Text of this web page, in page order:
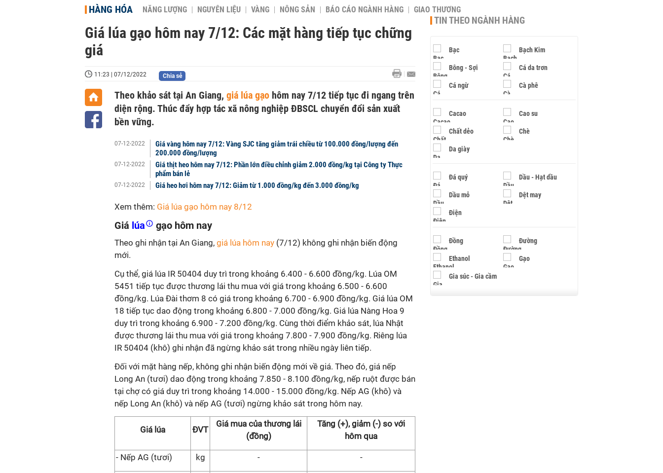
HÀNG HÓA NĂNG LƯỢNG NGUYÊN LIỆU VÀNG NÔNG SẢN BÁO CÁO NGÀNH HÀNG GIAO THƯƠNG
Giá lúa gạo hôm nay 7/12: Các mặt hàng tiếp tục chững
giá
11:23 | 07/12/2022 Chia sẻ
Theo khảo sát tại An Giang, giá lúa gạo hôm nay 7/12 tiếp tục đi ngang trên
diện rộng. Thúc đẩy hợp tác xã nông nghiệp ĐBSCL chuyển đổi sản xuất
bền vững.
07-12-2022
Giá vàng hôm nay 7/12: Vàng SJC tăng giảm trái chiều từ 100.000 đồng/lượng đến
200.000 đồng/lượng
07-12-2022
Giá thịt heo hôm nay 7/12: Phần lớn điều chỉnh giảm 2.000 đồng/kg tại Công ty Thực
phẩm bán lẻ
07-12-2022 Giá heo hơi hôm nay 7/12: Giảm từ 1.000 đồng/kg đến 3.000 đồng/kg
Xem thêm: Giá lúa gạo hôm nay 8/12
Giá lúa gạo hôm nay
Theo ghi nhận tại An Giang, giá lúa hôm nay (7/12) không ghi nhận biến động
mới.
Cụ thể, giá lúa IR 50404 duy trì trong khoảng 6.400 - 6.600 đồng/kg. Lúa OM
5451 tiếp tục được thương lái thu mua với giá trong khoảng 6.500 - 6.600
đồng/kg. Lúa Đài thơm 8 có giá trong khoảng 6.700 - 6.900 đồng/kg. Giá lúa OM
18 tiếp tục dao động trong khoảng 6.800 - 7.000 đồng/kg. Giá lúa Nàng Hoa 9
duy trì trong khoảng 6.900 - 7.200 đồng/kg. Cùng thời điểm khảo sát, lúa Nhật
được thương lái thu mua với giá trong khoảng 7.800 - 7.900 đồng/kg. Riêng lúa
IR 50404 (khô) ghi nhận đã ngừng khảo sát trong nhiều ngày liên tiếp.
Đối với mặt hàng nếp, không ghi nhận biến động mới về giá. Theo đó, giá nếp
Long An (tươi) dao động trong khoảng 7.850 - 8.100 đồng/kg, nếp ruột được bán
tại chợ có giá duy trì trong khoảng 14.000 - 15.000 đồng/kg. Nếp AG (khô) và
nếp Long An (khô) và nếp AG (tươi) ngừng khảo sát trong hôm nay.
Giá lúa ĐVT
Giá mua của thương lái
(đồng)
Tăng (+), giảm (-) so với
hôm qua
- Nếp AG (tươi) kg - -
TIN THEO NGÀNH HÀNG
Bạc Bạch Kim
Bông - Sợi Cá da trơn
Cá ngừ Cà phê
Cacao Cao su
Chất dẻo Chè
Da giày
Đá quý Dầu - Hạt dầu
Dầu mỏ Dệt may
Điện
Đồng Đường
Ethanol Gạo
Gia súc - Gia cầm